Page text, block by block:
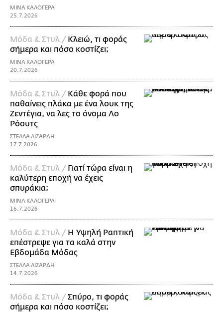
ΜΙΝΑ ΚΑΛΟΓΕΡΑ
25.7.2026
Μόδα & Στυλ / Κλειώ, τι φοράς
σήμερα και πόσο κοστίζει;
ΜΙΝΑ ΚΑΛΟΓΕΡΑ
20.7.2026
Μόδα & Στυλ / Κάθε φορά που
παθαίνεις πλάκα με ένα λουκ της
Ζεντέγια, να λες το όνομα Λο
Ρόουτς
ΣΤΕΛΛΑ ΛΙΖΑΡΔΗ
17.7.2026
Μόδα & Στυλ / Γιατί τώρα είναι η
καλύτερη εποχή να έχεις
σπυράκια;
ΜΙΝΑ ΚΑΛΟΓΕΡΑ
16.7.2026
Μόδα & Στυλ / Η Υψηλή Ραπτική
επέστρεψε για τα καλά στην
Εβδομάδα Μόδας
ΣΤΕΛΛΑ ΛΙΖΑΡΔΗ
14.7.2026
Μόδα & Στυλ /Σπύρο, τι φοράς
σήμερα και πόσο κοστίζει;